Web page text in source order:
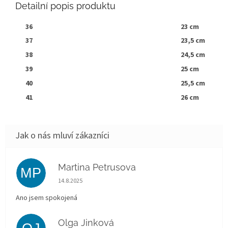
Detailní popis produktu
36
23 cm
37
23,5 cm
38
24,5 cm
39
25 cm
40
25,5 cm
41
26 cm
MP Martina Petrusova
Hodnocení obchodu je 5 z 5 hvězdiček.
14.8.2025
Ano jsem spokojená
Olga Jinková